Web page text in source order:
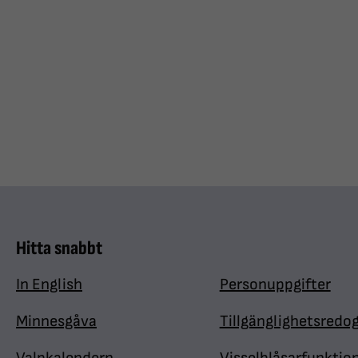
Hitta snabbt
In English
Minnesgåva
Personuppgifter